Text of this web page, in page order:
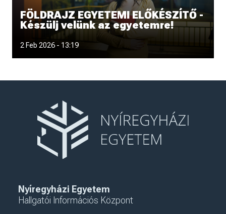
FÖLDRAJZ EGYETEMI ELŐKÉSZÍTŐ -
Készülj velünk az egyetemre!
Szeretnél magabiztosabban belevágni a földrajz egyetemi
2 Feb 2026 - 13:19
Nyíregyházi Egyetem
Hallgatói Információs Központ